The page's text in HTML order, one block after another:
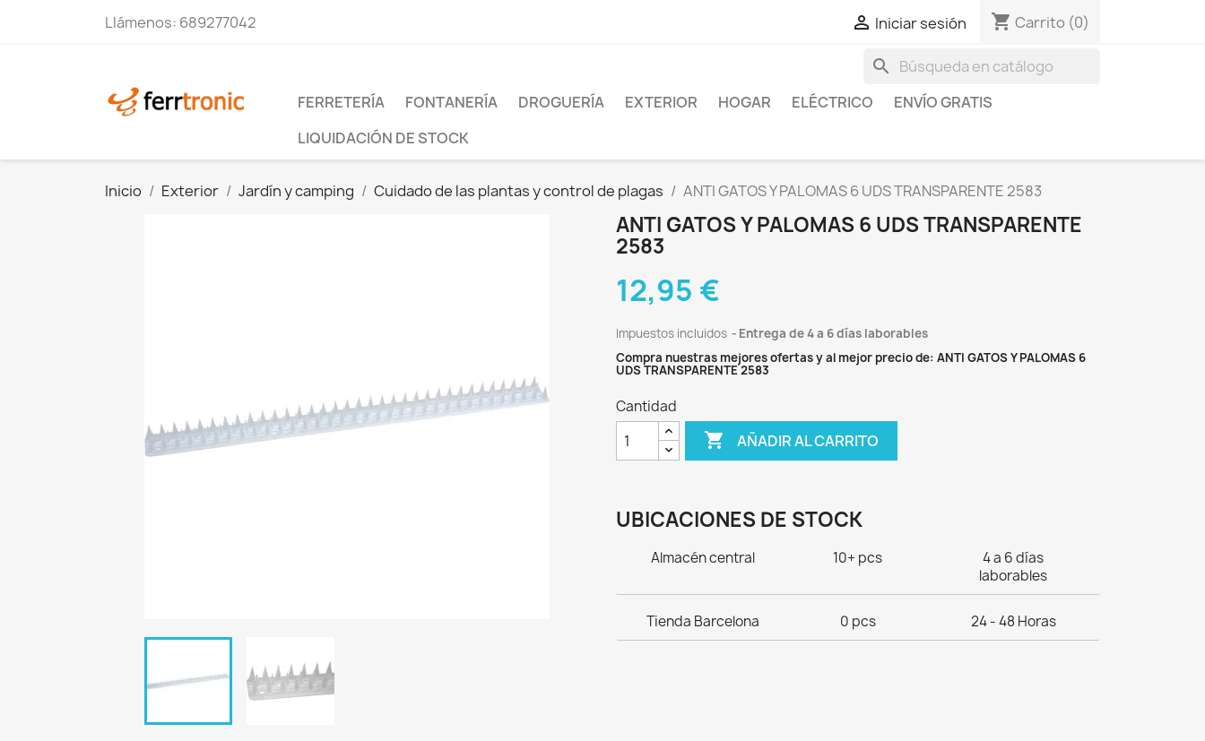
Llámenos: 689277042  Iniciar sesión shopping_cart Carrito (0)
search
FERRETERÍA FONTANERÍA DROGUERÍA EXTERIOR HOGAR ELÉCTRICO
ENVÍO GRATIS
LIQUIDACIÓN DE STOCK
Inicio Exterior Jardín y camping Cuidado de las plantas y control de plagas ANTI GATOS Y PALOMAS 6 UDS TRANSPARENTE 2583
ANTI GATOS Y PALOMAS 6 UDS TRANSPARENTE
2583
12,95 €
Impuestos incluidos
Entrega de 4 a 6 días laborables
Compra nuestras mejores ofertas y al mejor precio de: ANTI GATOS Y PALOMAS 6
UDS TRANSPARENTE 2583
Cantidad
 AÑADIR AL CARRITO
UBICACIONES DE STOCK
Almacén central 10+ pcs
4 a 6 días
laborables
Tienda Barcelona 0 pcs 24 - 48 Horas